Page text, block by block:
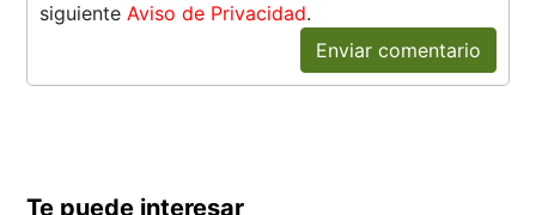
siguienteAviso de Privacidad.
Enviar comentario
Te puede interesar